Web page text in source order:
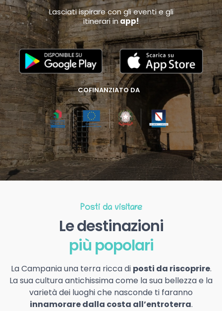
Lasciati ispirare con gli eventi e gli
itinerari inapp!
COFINANZIATO DA
Posti da visitare
Le destinazioni
più popolari
La Campania una terra ricca di posti da riscoprire.
La sua cultura antichissima come la sua bellezza e la
varietà dei luoghi che nasconde ti faranno
innamorare dalla costa all’entroterra.